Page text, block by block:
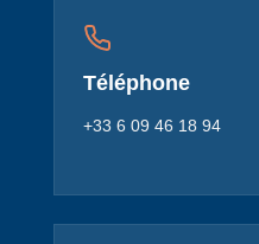
Téléphone
+33 6 09 46 18 94